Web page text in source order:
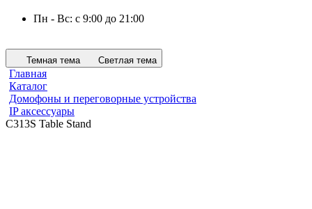
Пн - Вс: с 9:00 до 21:00
Темная тема Светлая тема
Главная
Каталог
Домофоны и переговорные устройства
IP аксессуары
C313S Table Stand